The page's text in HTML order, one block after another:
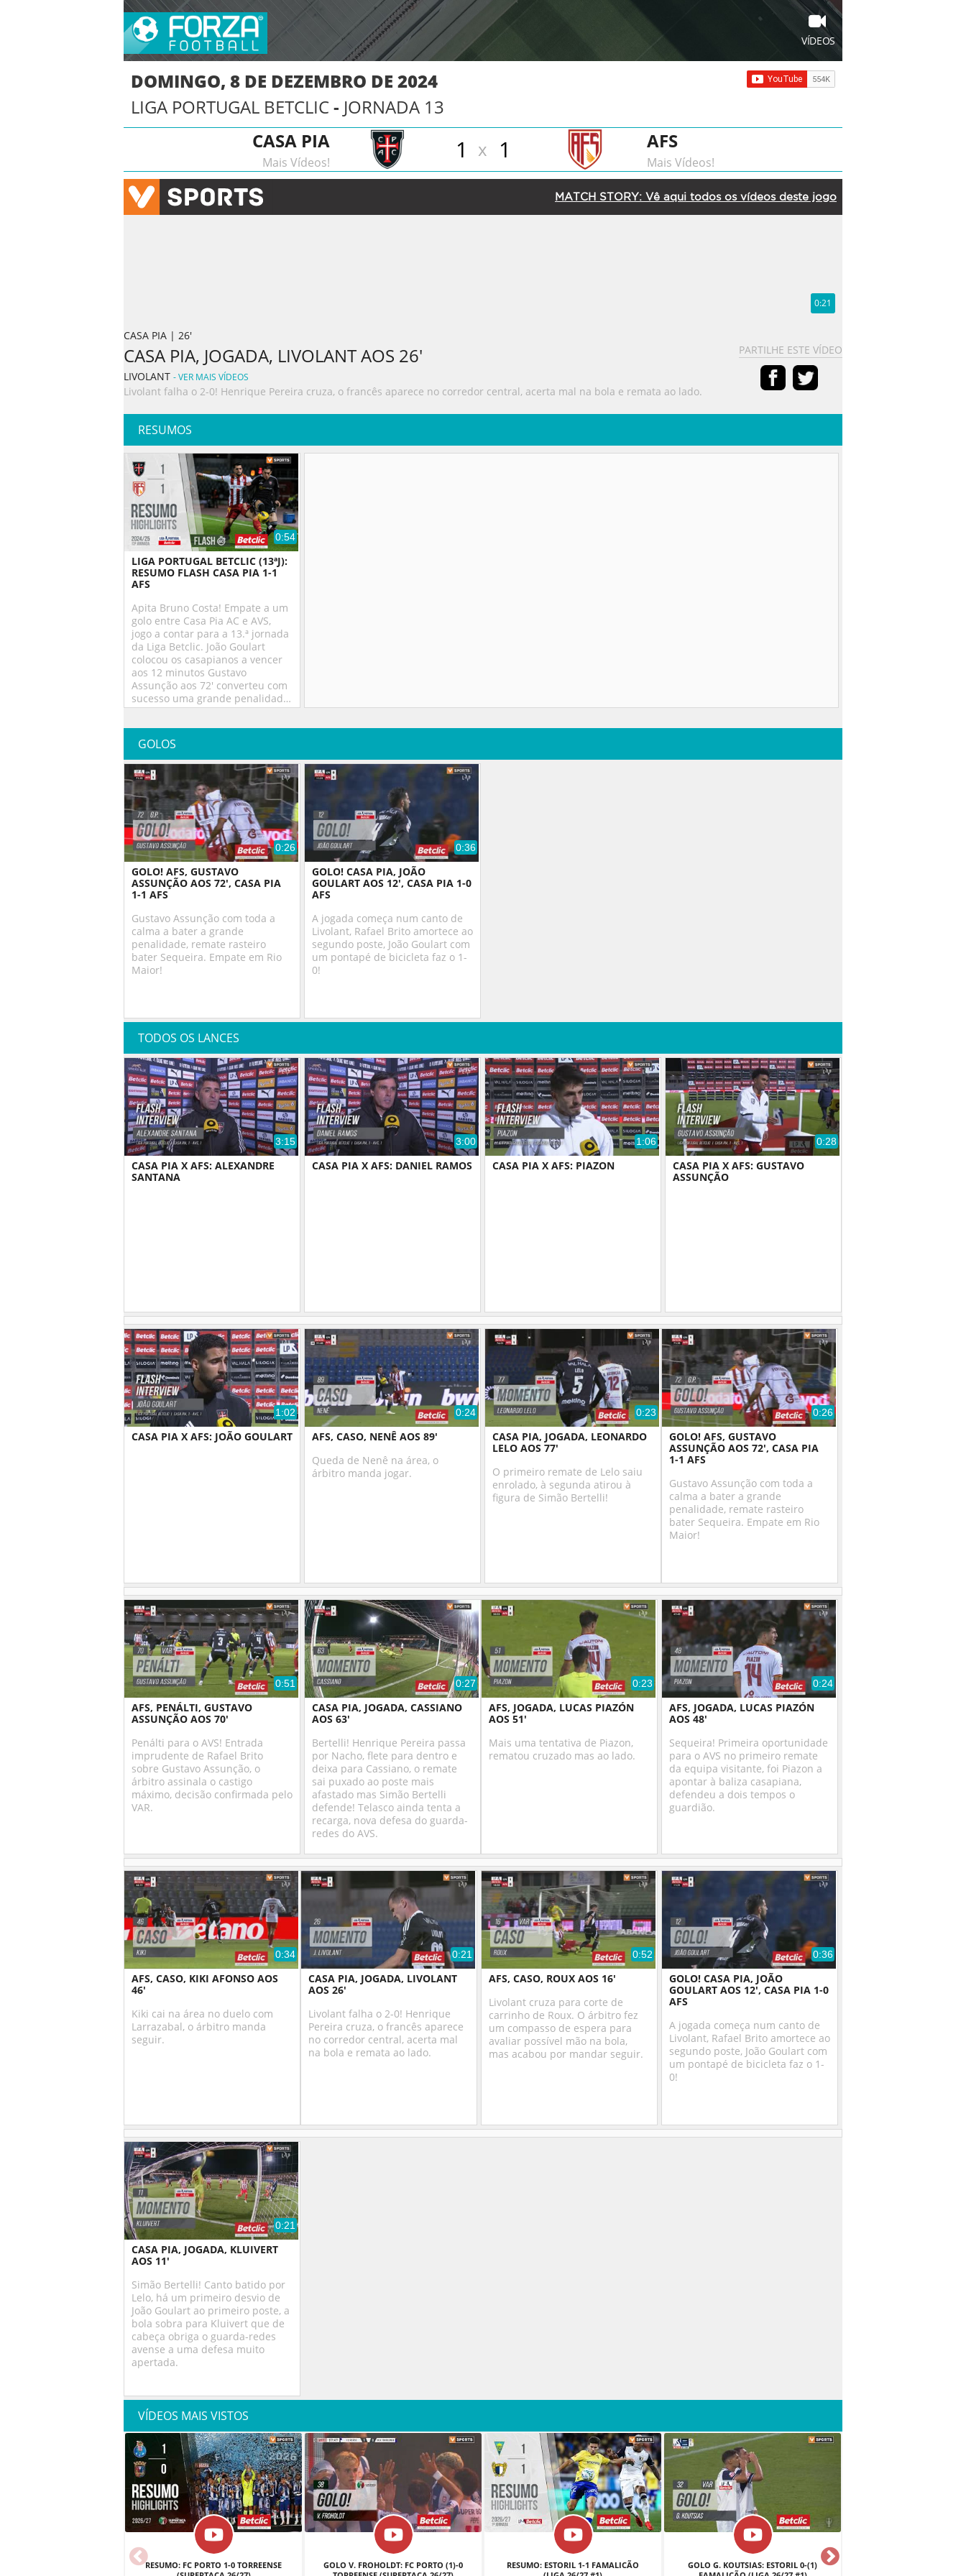
VÍDEOS
DOMINGO, 8 DE DEZEMBRO DE 2024
LIGA PORTUGAL BETCLIC- JORNADA 13
CASA PIA
Mais Vídeos! 1 x 1 AFS
Mais Vídeos!
MATCH STORY: Vê aqui todos os vídeos deste jogo
0:21
CASA PIA | 26'
CASA PIA, JOGADA, LIVOLANT AOS 26'
LIVOLANT - VER MAIS VÍDEOS
Livolant falha o 2-0! Henrique Pereira cruza, o francês aparece no corredor central, acerta mal na bola e remata ao lado.
PARTILHE ESTE VÍDEO
RESUMOS
0:54
LIGA PORTUGAL BETCLIC (13ªJ):
RESUMO FLASH CASA PIA 1-1
AFS
Apita Bruno Costa! Empate a um
golo entre Casa Pia AC e AVS,
jogo a contar para a 13.ª jornada
da Liga Betclic. João Goulart
colocou os casapianos a vencer
aos 12 minutos Gustavo
Assunção aos 72' converteu com
sucesso uma grande penalidade
e estabeleceu o resultado final.
GOLOS
0:26
GOLO! AFS, GUSTAVO
ASSUNÇÃO AOS 72', CASA PIA
1-1 AFS
Gustavo Assunção com toda a
calma a bater a grande
penalidade, remate rasteiro
bater Sequeira. Empate em Rio
Maior!
0:36
GOLO! CASA PIA, JOÃO
GOULART AOS 12', CASA PIA 1-0
AFS
A jogada começa num canto de
Livolant, Rafael Brito amortece ao
segundo poste, João Goulart com
um pontapé de bicicleta faz o 1-
0!
TODOS OS LANCES
3:15
CASA PIA X AFS: ALEXANDRE
SANTANA
3:00
CASA PIA X AFS: DANIEL RAMOS
1:06
CASA PIA X AFS: PIAZON
0:28
CASA PIA X AFS: GUSTAVO
ASSUNÇÃO
1:02
CASA PIA X AFS: JOÃO GOULART
0:24
AFS, CASO, NENÊ AOS 89'
Queda de Nenê na área, o
árbitro manda jogar.
0:23
CASA PIA, JOGADA, LEONARDO
LELO AOS 77'
O primeiro remate de Lelo saiu
enrolado, à segunda atirou à
figura de Simão Bertelli!
0:26
GOLO! AFS, GUSTAVO
ASSUNÇÃO AOS 72', CASA PIA
1-1 AFS
Gustavo Assunção com toda a
calma a bater a grande
penalidade, remate rasteiro
bater Sequeira. Empate em Rio
Maior!
0:51
AFS, PENÁLTI, GUSTAVO
ASSUNÇÃO AOS 70'
Penálti para o AVS! Entrada
imprudente de Rafael Brito
sobre Gustavo Assunção, o
árbitro assinala o castigo
máximo, decisão confirmada pelo
VAR.
0:27
CASA PIA, JOGADA, CASSIANO
AOS 63'
Bertelli! Henrique Pereira passa
por Nacho, flete para dentro e
deixa para Cassiano, o remate
sai puxado ao poste mais
afastado mas Simão Bertelli
defende! Telasco ainda tenta a
recarga, nova defesa do guarda-
redes do AVS.
0:23
AFS, JOGADA, LUCAS PIAZÓN
AOS 51'
Mais uma tentativa de Piazon,
rematou cruzado mas ao lado.
0:24
AFS, JOGADA, LUCAS PIAZÓN
AOS 48'
Sequeira! Primeira oportunidade
para o AVS no primeiro remate
da equipa visitante, foi Piazon a
apontar à baliza casapiana,
defendeu a dois tempos o
guardião.
0:34
AFS, CASO, KIKI AFONSO AOS
46'
Kiki cai na área no duelo com
Larrazabal, o árbitro manda
seguir.
0:21
CASA PIA, JOGADA, LIVOLANT
AOS 26'
Livolant falha o 2-0! Henrique
Pereira cruza, o francês aparece
no corredor central, acerta mal
na bola e remata ao lado.
0:52
AFS, CASO, ROUX AOS 16'
Livolant cruza para corte de
carrinho de Roux. O árbitro fez
um compasso de espera para
avaliar possível mão na bola,
mas acabou por mandar seguir.
0:36
GOLO! CASA PIA, JOÃO
GOULART AOS 12', CASA PIA 1-0
AFS
A jogada começa num canto de
Livolant, Rafael Brito amortece ao
segundo poste, João Goulart com
um pontapé de bicicleta faz o 1-
0!
0:21
CASA PIA, JOGADA, KLUIVERT
AOS 11'
Simão Bertelli! Canto batido por
Lelo, há um primeiro desvio de
João Goulart ao primeiro poste, a
bola sobra para Kluivert que de
cabeça obriga o guarda-redes
avense a uma defesa muito
apertada.
VÍDEOS MAIS VISTOS
RESUMO: FC PORTO 1-0 TORREENSE
GOLO V. FROHOLDT: FC PORTO (1)-0
RESUMO: ESTORIL 1-1 FAMALICÃO
GOLO G. KOUTSIAS: ESTORIL 0-(1)